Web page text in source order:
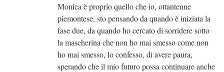
Monica è proprio quello che io, ottantenne
piemontese, sto pensando da quando è iniziata la
fase due, da quando ho cercato di sorridere sotto
la mascherina che non ho mai smesso come non
ho mai smesso, lo confesso, di avere paura,
sperando che il mio futuro possa continuare anche